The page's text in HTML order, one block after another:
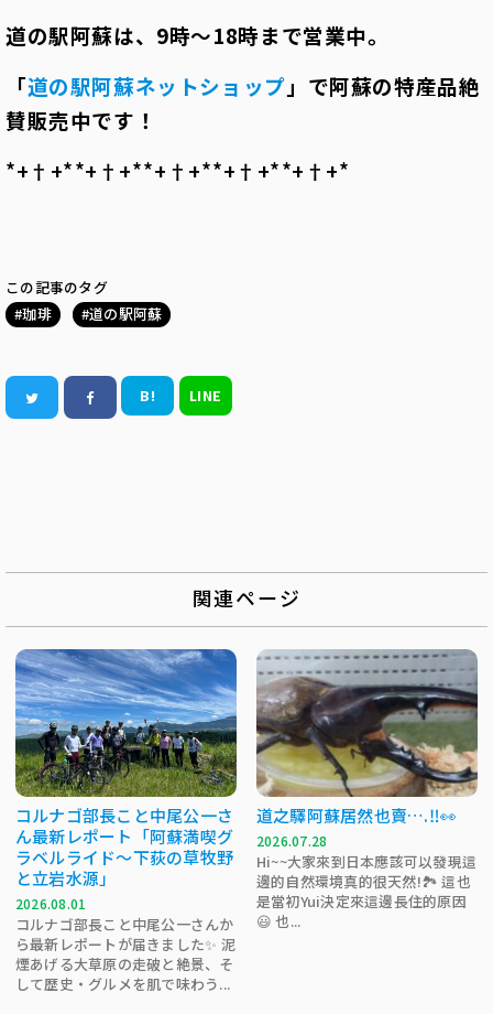
道の駅阿蘇は、 9時～18時まで営業中。
「道の駅阿蘇ネットショップ」で阿蘇の特産品絶
賛販売中です！
*+†+*――*+†+*――*+†+*――*+†+*――*+†+*――
この記事のタグ
珈琲
道の駅阿蘇
B! LINE
関連ページ
コルナゴ部長こと中尾公一さ
ん最新レポート「阿蘇満喫グ
ラベルライド～下荻の草牧野
と立岩水源」
2026.08.01
コルナゴ部長こと中尾公一さんか
ら最新レポートが届きました✨ 泥
煙あげる大草原の走破と絶景、そ
して歴史・グルメを肌で味わう...
道之驛阿蘇居然也賣….‼️👀
2026.07.28
Hi~~大家來到日本應該可以發現這
邊的自然環境真的很天然!🏞 這也
是當初Yui決定來這邊長住的原因
😃 也...